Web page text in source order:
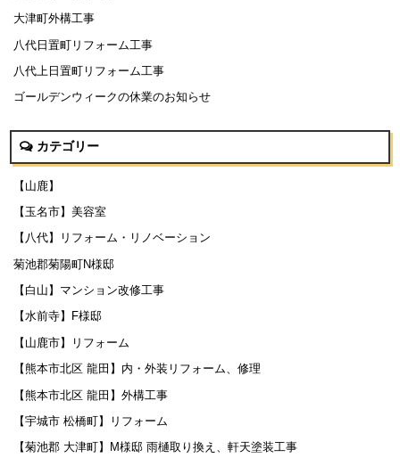
大津町外構工事
八代日置町リフォーム工事
八代上日置町リフォーム工事
ゴールデンウィークの休業のお知らせ
カテゴリー
【山鹿】
【玉名市】美容室
【八代】リフォーム・リノベーション
菊池郡菊陽町N様邸
【白山】マンション改修工事
【水前寺】F様邸
【山鹿市】リフォーム
【熊本市北区 龍田】内・外装リフォーム、修理
【熊本市北区 龍田】外構工事
【宇城市 松橋町】リフォーム
【菊池郡 大津町】M様邸 雨樋取り換え、軒天塗装工事